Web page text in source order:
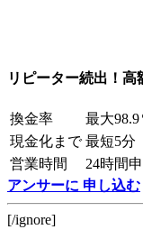
リピーター続出！
換金率
最大98.9
現金化まで 最短5分
営業時間
24時間
アンサーに 申し込む
[/ignore]